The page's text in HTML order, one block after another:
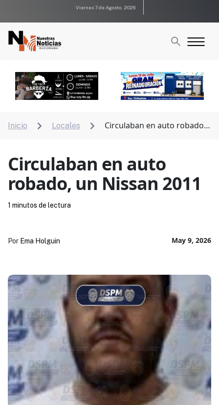
Viernes 7 de Agosto, 2026
Inicio  Locales 
Circulaban en auto robado,
Circulaban en auto
robado, un Nissan 2011
May 9, 2026
Por Ema Holguin
1 minutos de lectura